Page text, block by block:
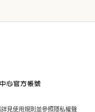
見使用規則 並參照隱私權聲